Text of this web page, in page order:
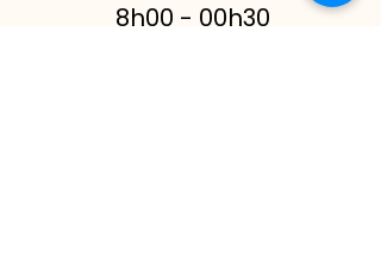
8h00 - 00h30